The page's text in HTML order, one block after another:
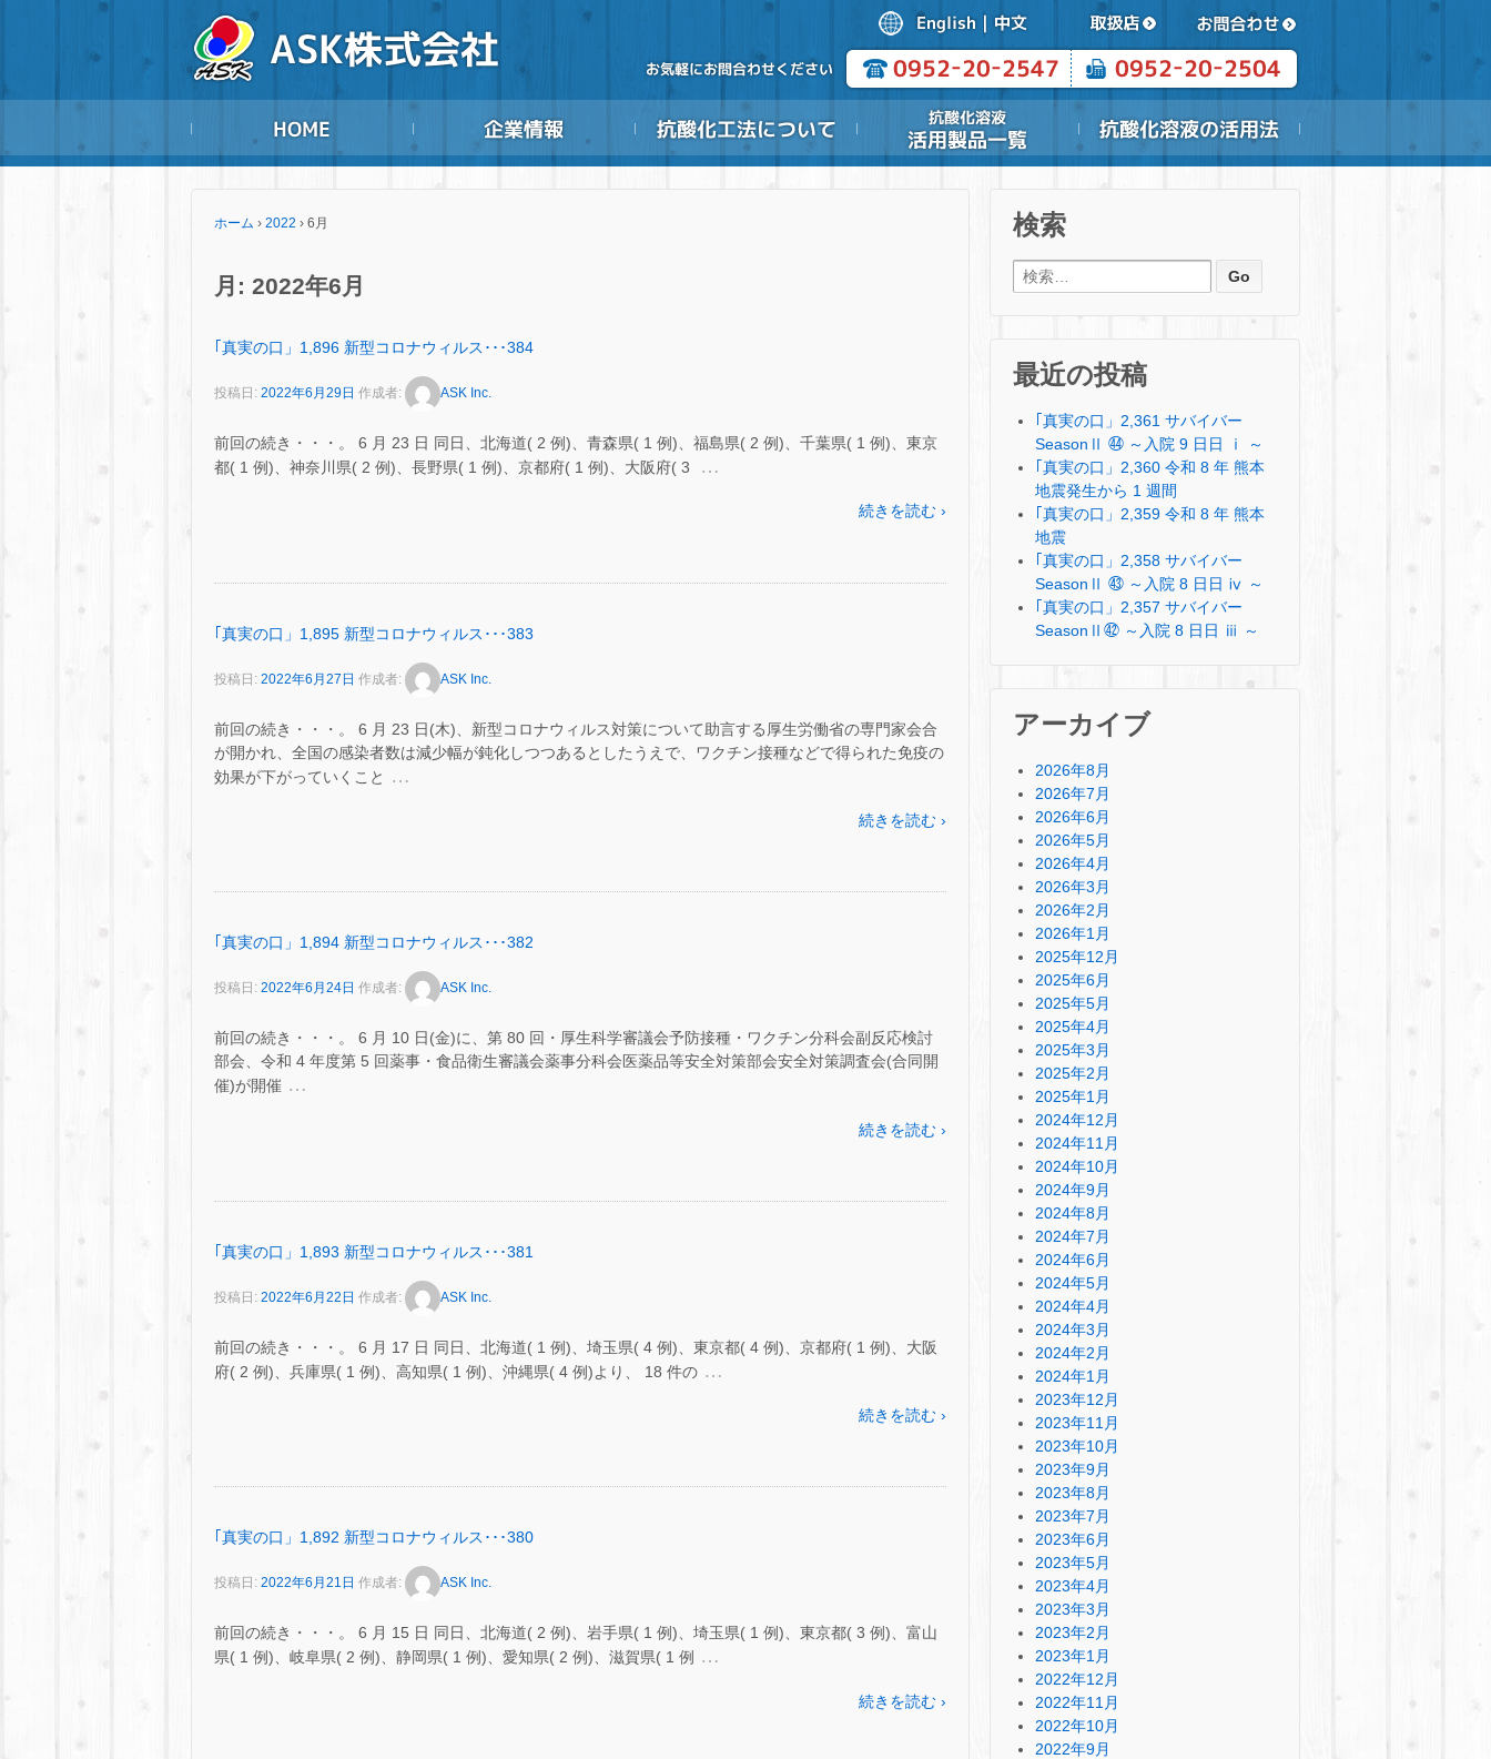
ホーム › 2022 › 6月
月: 2022年6月
｢真実の口」1,896 新型コロナウィルス･･･384
投稿日: 2022年6月29日 作成者: ASK Inc.
前回の続き・・・。 6 月 23 日 同日、北海道( 2 例)、青森県( 1 例)、福島県( 2 例)、千葉県( 1 例)、東京
都( 1 例)、神奈川県( 2 例)、長野県( 1 例)、京都府( 1 例)、大阪府( 3
…
続きを読む ›
｢真実の口」1,895 新型コロナウィルス･･･383
投稿日: 2022年6月27日 作成者: ASK Inc.
前回の続き・・・。 6 月 23 日(木)、新型コロナウィルス対策について助言する厚生労働省の専門家会合
が開かれ、全国の感染者数は減少幅が鈍化しつつあるとしたうえで、ワクチン接種などで得られた免疫の
効果が下がっていくこと
…
続きを読む ›
｢真実の口」1,894 新型コロナウィルス･･･382
投稿日: 2022年6月24日 作成者: ASK Inc.
前回の続き・・・。 6 月 10 日(金)に、第 80 回・厚生科学審議会予防接種・ワクチン分科会副反応検討
部会、令和 4 年度第 5 回薬事・食品衛生審議会薬事分科会医薬品等安全対策部会安全対策調査会(合同開
催)が開催 …
続きを読む ›
｢真実の口」1,893 新型コロナウィルス･･･381
投稿日: 2022年6月22日 作成者: ASK Inc.
前回の続き・・・。 6 月 17 日 同日、北海道( 1 例)、埼玉県( 4 例)、東京都( 4 例)、京都府( 1 例)、大阪
府( 2 例)、兵庫県( 1 例)、高知県( 1 例)、沖縄県( 4 例)より、 18 件の …
続きを読む ›
｢真実の口」1,892 新型コロナウィルス･･･380
投稿日: 2022年6月21日 作成者: ASK Inc.
前回の続き・・・。 6 月 15 日 同日、北海道( 2 例)、岩手県( 1 例)、埼玉県( 1 例)、東京都( 3 例)、富山
県( 1 例)、岐阜県( 2 例)、静岡県( 1 例)、愛知県( 2 例)、滋賀県( 1 例
…
続きを読む ›
検索
検索:
最近の投稿
｢真実の口」2,361 サバイバー
SeasonⅡ ㊹ ～入院 9 日日 ⅰ ～
｢真実の口」2,360 令和 8 年 熊本
地震発生から 1 週間
｢真実の口」2,359 令和 8 年 熊本
地震
｢真実の口」2,358 サバイバー
SeasonⅡ ㊸ ～入院 8 日日 ⅳ ～
｢真実の口」2,357 サバイバー
SeasonⅡ㊷ ～入院 8 日日 ⅲ ～
アーカイブ
2026年8月
2026年7月
2026年6月
2026年5月
2026年4月
2026年3月
2026年2月
2026年1月
2025年12月
2025年6月
2025年5月
2025年4月
2025年3月
2025年2月
2025年1月
2024年12月
2024年11月
2024年10月
2024年9月
2024年8月
2024年7月
2024年6月
2024年5月
2024年4月
2024年3月
2024年2月
2024年1月
2023年12月
2023年11月
2023年10月
2023年9月
2023年8月
2023年7月
2023年6月
2023年5月
2023年4月
2023年3月
2023年2月
2023年1月
2022年12月
2022年11月
2022年10月
2022年9月